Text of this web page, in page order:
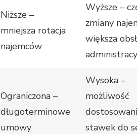
Niższe –
mniejsza rotacja
najemców
Wyższe –
zmiany
większa
Ograniczona –
długoterminowe
umowy
Wysoka –
możliwość
stawek do